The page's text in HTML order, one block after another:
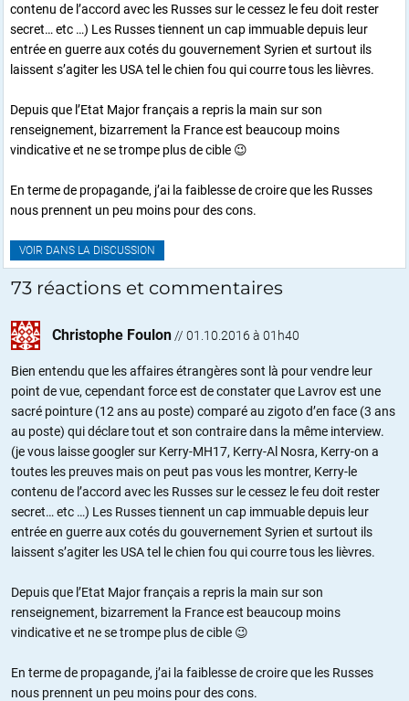
contenu de l’accord avec les Russes sur le cessez le feu doit rester
secret… etc …) Les Russes tiennent un cap immuable depuis leur
entrée en guerre aux cotés du gouvernement Syrien et surtout ils
laissent s’agiter les USA tel le chien fou qui courre tous les lièvres.
Depuis que l’Etat Major français a repris la main sur son
renseignement, bizarrement la France est beaucoup moins
vindicative et ne se trompe plus de cible 😉
En terme de propagande, j’ai la faiblesse de croire que les Russes
nous prennent un peu moins pour des cons.
VOIR DANS LA DISCUSSION
73 réactions et commentaires
Christophe Foulon // 01.10.2016 à 01h40
Bien entendu que les affaires étrangères sont là pour vendre leur
point de vue, cependant force est de constater que Lavrov est une
sacré pointure (12 ans au poste) comparé au zigoto d’en face (3 ans
au poste) qui déclare tout et son contraire dans la même interview.
(je vous laisse googler sur Kerry-MH17, Kerry-Al Nosra, Kerry-on a
toutes les preuves mais on peut pas vous les montrer, Kerry-le
contenu de l’accord avec les Russes sur le cessez le feu doit rester
secret… etc …) Les Russes tiennent un cap immuable depuis leur
entrée en guerre aux cotés du gouvernement Syrien et surtout ils
laissent s’agiter les USA tel le chien fou qui courre tous les lièvres.
Depuis que l’Etat Major français a repris la main sur son
renseignement, bizarrement la France est beaucoup moins
vindicative et ne se trompe plus de cible 😉
En terme de propagande, j’ai la faiblesse de croire que les Russes
nous prennent un peu moins pour des cons.